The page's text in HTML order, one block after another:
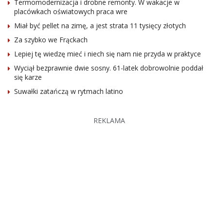
Termomodernizacja i drobne remonty. W wakacje w
placówkach oświatowych praca wre
Miał być pellet na zimę, a jest strata 11 tysięcy złotych
Za szybko we Frąckach
Lepiej tę wiedzę mieć i niech się nam nie przyda w praktyce
Wyciął bezprawnie dwie sosny. 61-latek dobrowolnie poddał
się karze
Suwałki zatańczą w rytmach latino
REKLAMA